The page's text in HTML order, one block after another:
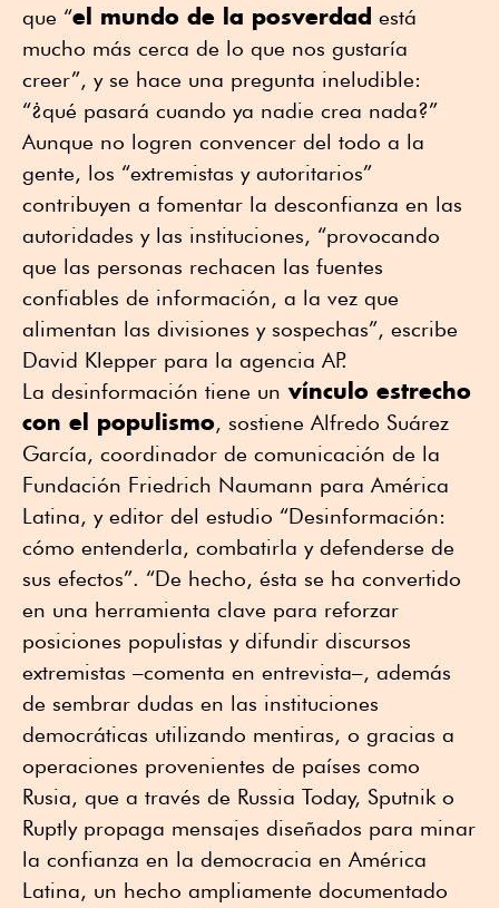
que “el mundo de la posverdad está
mucho más cerca de lo que nos gustaría
creer”, y se hace una pregunta ineludible:
“¿qué pasará cuando ya nadie crea nada?”
Aunque no logren convencer del todo a la
gente, los “extremistas y autoritarios”
contribuyen a fomentar la desconfianza en las
autoridades y las instituciones, “provocando
que las personas rechacen las fuentes
confiables de información, a la vez que
alimentan las divisiones y sospechas”, escribe
David Klepper para la agencia AP.
La desinformación tiene un vínculo estrecho
con el populismo, sostiene Alfredo Suárez
García, coordinador de comunicación de la
Fundación Friedrich Naumann para América
Latina, y editor del estudio “Desinformación:
cómo entenderla, combatirla y defenderse de
sus efectos”. “De hecho, ésta se ha convertido
en una herramienta clave para reforzar
posiciones populistas y difundir discursos
extremistas –comenta en entrevista–, además
de sembrar dudas en las instituciones
democráticas utilizando mentiras, o gracias a
operaciones provenientes de países como
Rusia, que a través de Russia Today, Sputnik o
Ruptly propaga mensajes diseñados para minar
la confianza en la democracia en América
Latina, un hecho ampliamente documentado